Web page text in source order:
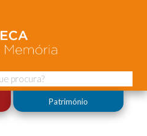
Património